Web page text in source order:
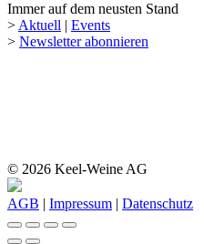
Immer auf dem neusten Stand
> Aktuell | Events
> Newsletter abonnieren
© 2026 Keel-Weine AG
AGB | Impressum | Datenschutz